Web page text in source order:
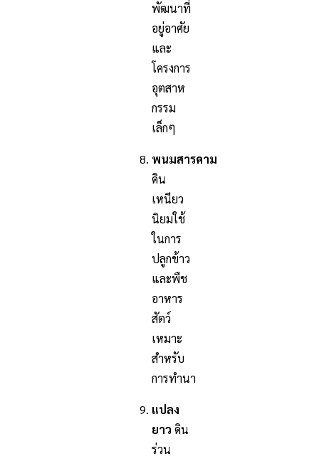
พัฒนาที่
อยู่อาศัย
และ
โครงการ
อุตสาห
กรรม
เล็กๆ
พนมสารคาม
ดิน
เหนียว
นิยมใช้
ในการ
ปลูกข้าว
และพืช
อาหาร
สัตว์
เหมาะ
สำหรับ
การทำนา
แปลง
ยาว ดิน
ร่วน